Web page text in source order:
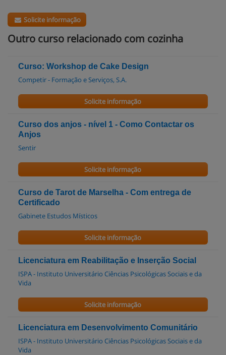
Solicite informação
Outro curso relacionado com cozinha
Curso: Workshop de Cake Design
Competir - Formação e Serviços, S.A.
Solicite informação
Curso dos anjos - nível 1 - Como Contactar os
Anjos
Sentir
Solicite informação
Curso de Tarot de Marselha - Com entrega de
Certificado
Gabinete Estudos Místicos
Solicite informação
Licenciatura em Reabilitação e Inserção Social
ISPA - Instituto Universitário Ciências Psicológicas Sociais e da
Vida
Solicite informação
Licenciatura em Desenvolvimento Comunitário
ISPA - Instituto Universitário Ciências Psicológicas Sociais e da
Vida